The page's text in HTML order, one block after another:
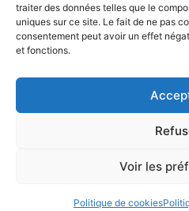
traiter des données telles que le
uniques sur ce site. Le fait de ne pas
consentement peut avoir un effet
et fonctions.
Voir les
Politique de cookies
31 octobre 2020